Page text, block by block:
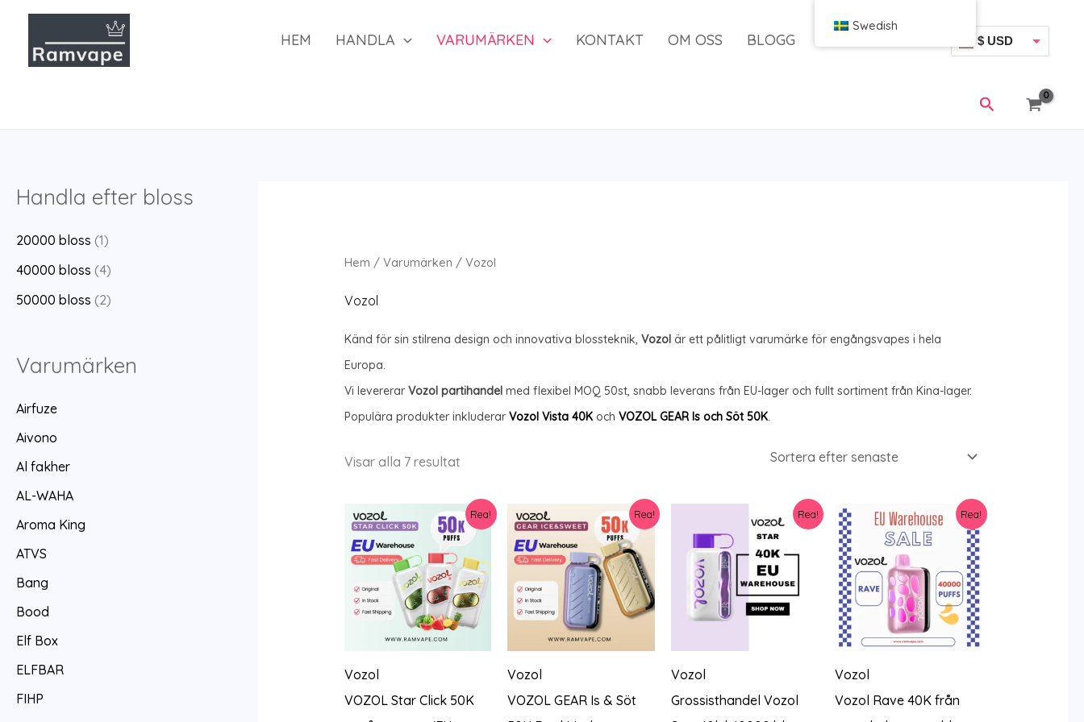
Hoppa
innehåll
HEM HANDLA VARUMÄRKEN KONTAKT OM OSS BLOGG $ USD
Sök
Handla efter bloss
20000 bloss (1)
40000 bloss (4)
50000 bloss (2)
Varumärken
Airfuze
Aivono
Al fakher
AL-WAHA
Aroma King
ATVS
Bang
Bood
Elf Box
ELFBAR
FIHP
Hem / Varumärken / Vozol
Vozol
Känd för sin stilrena design och innovativa blossteknik, Vozolär ett pålitligt varumärke för engångsvapes i hela
Europa.
Vi levererar Vozol partihandelmed flexibel MOQ 50st, snabb leverans från EU-lager och fullt sortiment från Kina-lager.
Populära produkter inkluderar Vozol Vista 40Koch VOZOL GEAR Is och Söt 50K.
Visar alla 7 resultatSortera
Rea!
Vozol
VOZOL Star Click 50K
Rea!
Vozol
VOZOL GEAR Is & Söt
Rea!
Vozol
Grossisthandel Vozol
Rea!
Vozol
Vozol Rave 40K från
Swedish